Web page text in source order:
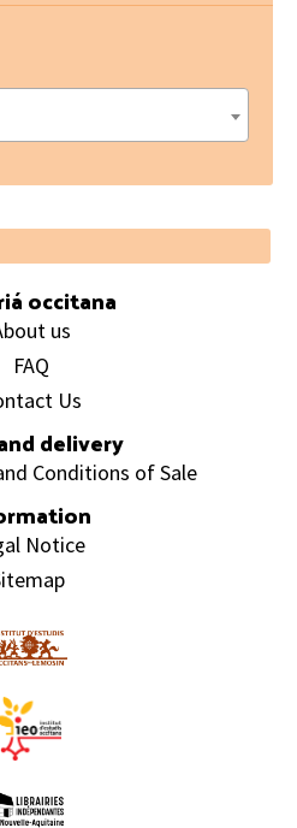
occitana
us
FAQ
Us
delivery
Conditions of Sale
Notice